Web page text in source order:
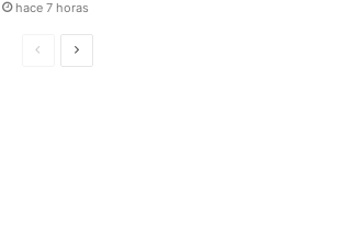
hace 7 horas
S